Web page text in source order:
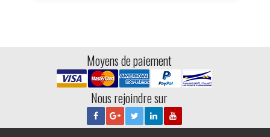
Moyens de paiement
Nous rejoindre sur